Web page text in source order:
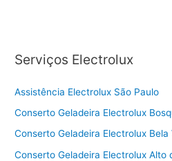
Serviços Electrolux
Assistência Electrolux São Paulo
Conserto Geladeira Electrolux
Conserto Geladeira Electrolux Bela
Conserto Geladeira Electrolux Alto